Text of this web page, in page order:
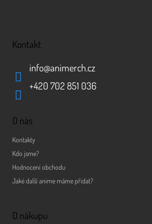
Kontakt
info@animerch.cz
+420 702 851 036
O nás
Kontakty
Kdo jsme?
Hodnocení obchodu
Jaké další anime máme přidat?
O nákupu